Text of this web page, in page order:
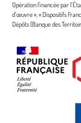
Opération financée par
d’œuvre », « Dispositifs
Dépôts (Banque des